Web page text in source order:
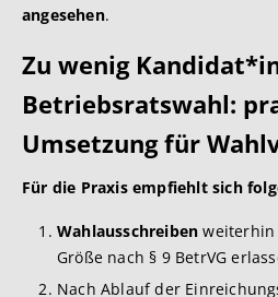
angesehen.
Zu wenig
Betriebsratswahl:
Umsetzung für
Für die Praxis empfiehlt sich
Wahlausschreiben weiterhin
Größe nach § 9 BetrVG
Nach Ablauf der